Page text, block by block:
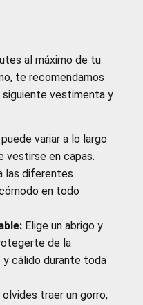
al máximo de tu
te recomendamos
siguiente vestimenta y
variar a lo largo
vestirse en capas.
las diferentes
en todo
Elige un abrigo y
de la
y cálido durante toda
olvides traer un gorro,